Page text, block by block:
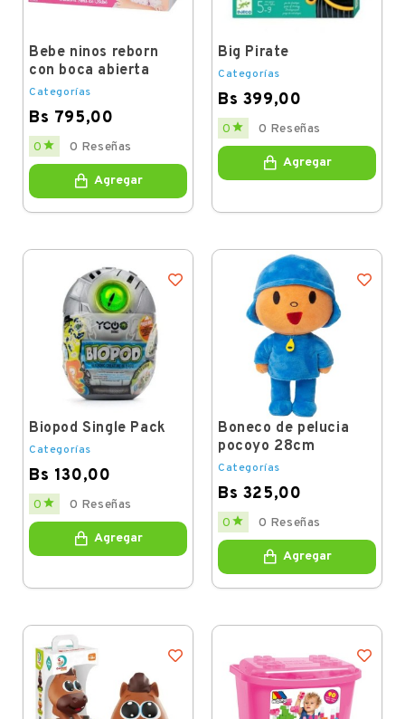
Bebe ninos reborn
con boca abierta
Categorías
Bs 795,00
Price
0  0 Reseñas
Agregar
Big Pirate
Categorías
Bs 399,00
Price
0  0 Reseñas
Agregar
Biopod Single Pack
Categorías
Bs 130,00
Price
0  0 Reseñas
Agregar
Boneco de pelucia
pocoyo 28cm
Categorías
Bs 325,00
Price
0  0 Reseñas
Agregar